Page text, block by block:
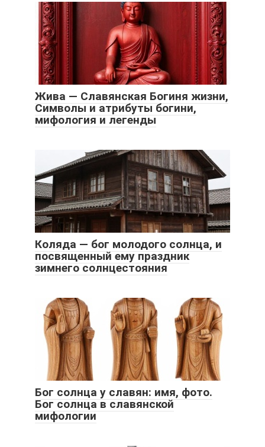
Жива — Славянская Богиня жизни,
Символы и атрибуты богини,
мифология и легенды
Коляда — бог молодого солнца, и
посвященный ему праздник
зимнего солнцестояния
Бог солнца у славян: имя, фото.
Бог солнца в славянской
мифологии